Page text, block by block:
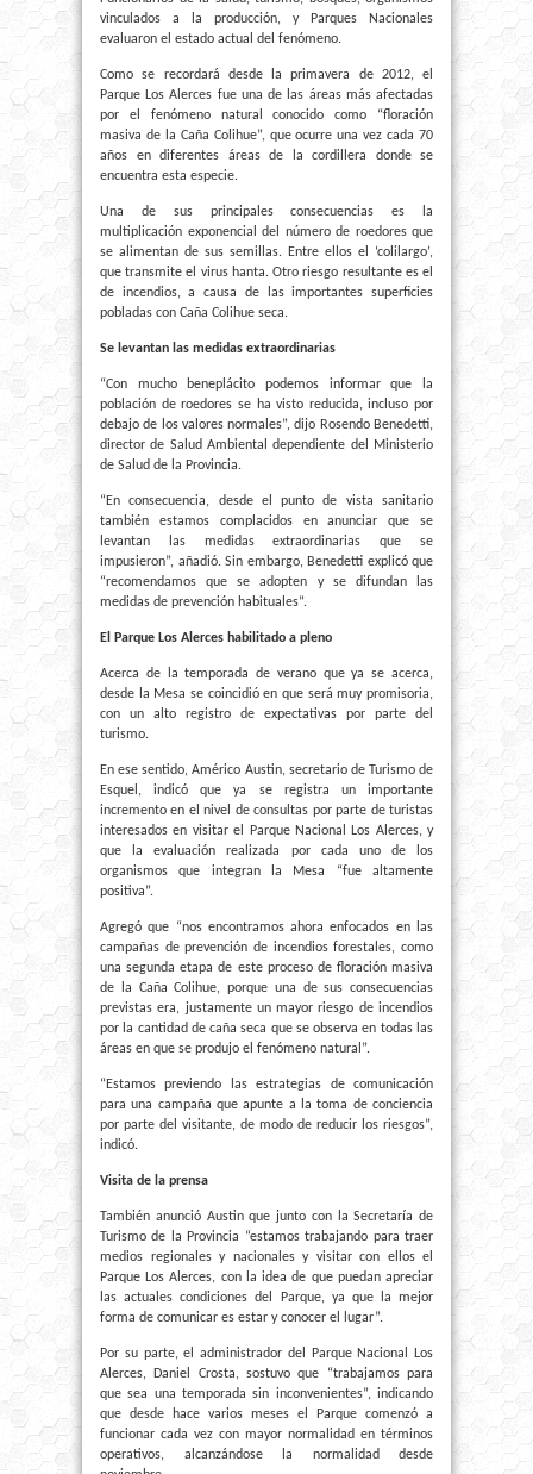
vinculados a la producción, y Parques Nacionales
evaluaron el estado actual del fenómeno.
Como se recordará desde la primavera de 2012, el
Parque Los Alerces fue una de las áreas más afectadas
por el fenómeno natural conocido como “floración
masiva de la Caña Colihue”, que ocurre una vez cada 70
años en diferentes áreas de la cordillera donde se
encuentra esta especie.
Una de sus principales consecuencias es la
multiplicación exponencial del número de roedores que
se alimentan de sus semillas. Entre ellos el ‘colilargo’,
que transmite el virus hanta. Otro riesgo resultante es el
de incendios, a causa de las importantes superficies
pobladas con Caña Colihue seca.
Se levantan las medidas extraordinarias
“Con mucho beneplácito podemos informar que la
población de roedores se ha visto reducida, incluso por
debajo de los valores normales”, dijo Rosendo Benedetti,
director de Salud Ambiental dependiente del Ministerio
de Salud de la Provincia.
“En consecuencia, desde el punto de vista sanitario
también estamos complacidos en anunciar que se
levantan las medidas extraordinarias que se
impusieron”, añadió. Sin embargo, Benedetti explicó que
“recomendamos que se adopten y se difundan las
medidas de prevención habituales”.
El Parque Los Alerces habilitado a pleno
Acerca de la temporada de verano que ya se acerca,
desde la Mesa se coincidió en que será muy promisoria,
con un alto registro de expectativas por parte del
turismo.
En ese sentido, Américo Austin, secretario de Turismo de
Esquel, indicó que ya se registra un importante
incremento en el nivel de consultas por parte de turistas
interesados en visitar el Parque Nacional Los Alerces, y
que la evaluación realizada por cada uno de los
organismos que integran la Mesa “fue altamente
positiva”.
Agregó que “nos encontramos ahora enfocados en las
campañas de prevención de incendios forestales, como
una segunda etapa de este proceso de floración masiva
de la Caña Colihue, porque una de sus consecuencias
previstas era, justamente un mayor riesgo de incendios
por la cantidad de caña seca que se observa en todas las
áreas en que se produjo el fenómeno natural”.
“Estamos previendo las estrategias de comunicación
para una campaña que apunte a la toma de conciencia
por parte del visitante, de modo de reducir los riesgos”,
indicó.
Visita de la prensa
También anunció Austin que junto con la Secretaría de
Turismo de la Provincia “estamos trabajando para traer
medios regionales y nacionales y visitar con ellos el
Parque Los Alerces, con la idea de que puedan apreciar
las actuales condiciones del Parque, ya que la mejor
forma de comunicar es estar y conocer el lugar”.
Por su parte, el administrador del Parque Nacional Los
Alerces, Daniel Crosta, sostuvo que “trabajamos para
que sea una temporada sin inconvenientes”, indicando
que desde hace varios meses el Parque comenzó a
funcionar cada vez con mayor normalidad en términos
operativos, alcanzándose la normalidad desde